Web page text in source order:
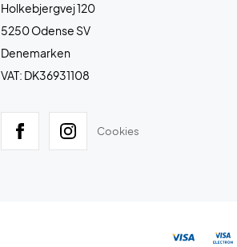
Holkebjergvej 120
5250 Odense SV
Denemarken
VAT: DK36931108
Cookies